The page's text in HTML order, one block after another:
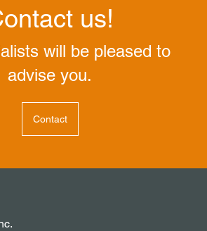
us!
will be pleased to
advise you.
Contact